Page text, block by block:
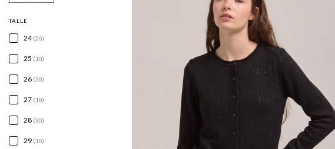
TALLE
24(26)
25 (10)
26 (30)
27 (10)
28 (30)
29 (10)